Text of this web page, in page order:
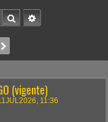
a
r
BuscarBúsqueda avanzada
(vigente)
11:36